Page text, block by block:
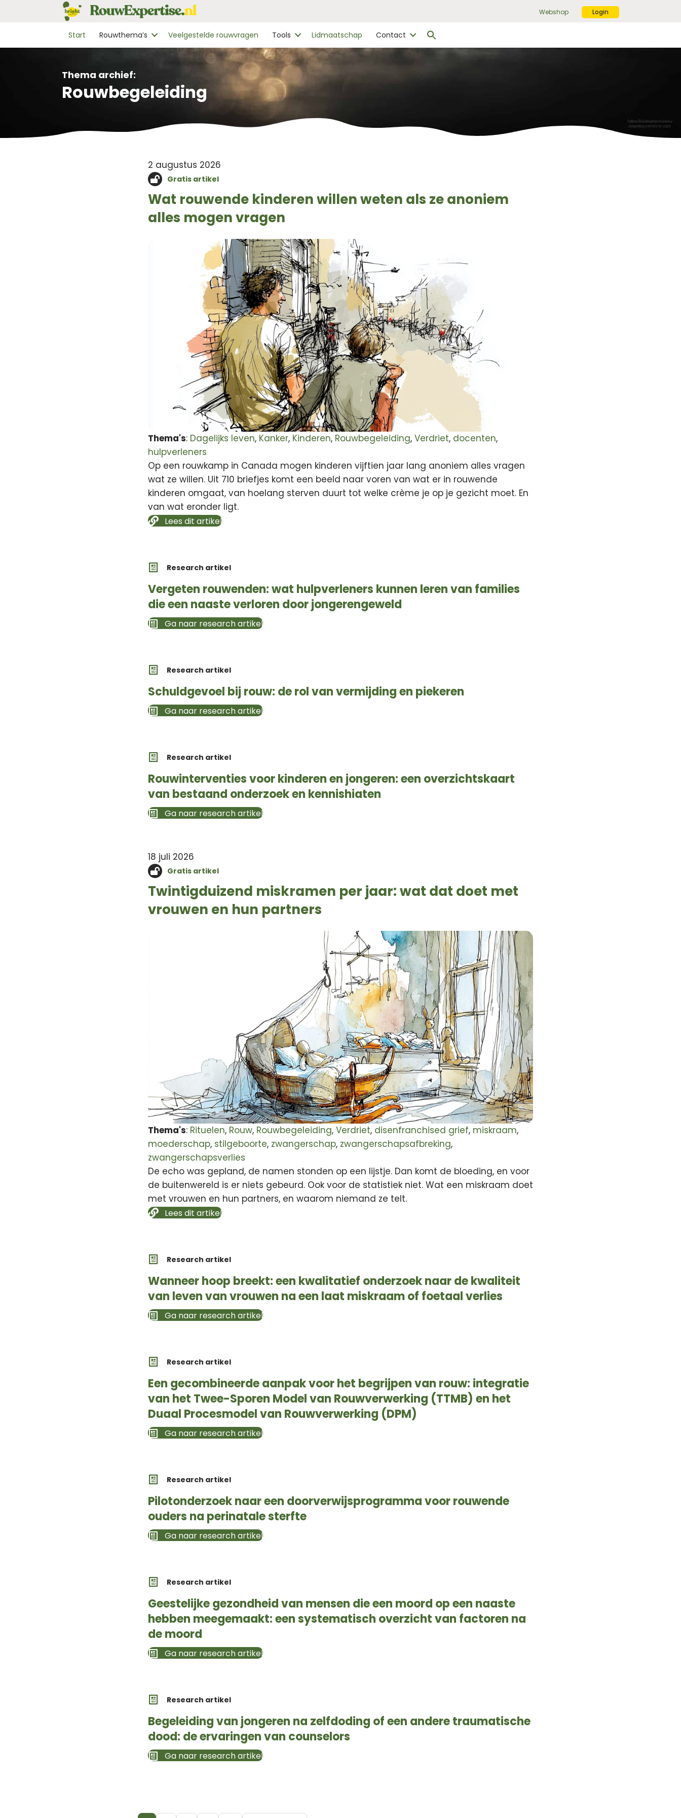
Webshop Login
Start Rouwthema’s Veelgestelde rouwvragen Tools Lidmaatschap Contact
Zoekknop
Thema archief:
Rouwbegeleiding
2 augustus 2026
Gratis artikel
Wat rouwende kinderen willen weten als ze anoniem
alles mogen vragen
Thema's: Dagelijks leven, Kanker, Kinderen, Rouwbegeleiding, Verdriet, docenten,
hulpverleners
Op een rouwkamp in Canada mogen kinderen vijftien jaar lang anoniem alles vragen
wat ze willen. Uit 710 briefjes komt een beeld naar voren van wat er in rouwende
kinderen omgaat, van hoelang sterven duurt tot welke crème je op je gezicht moet. En
van wat eronder ligt.
Lees dit artikel
Research artikel
Vergeten rouwenden: wat hulpverleners kunnen leren van families
die een naaste verloren door jongerengeweld
Ga naar research artikel
Research artikel
Schuldgevoel bij rouw: de rol van vermijding en piekeren
Ga naar research artikel
Research artikel
Rouwinterventies voor kinderen en jongeren: een overzichtskaart
van bestaand onderzoek en kennishiaten
Ga naar research artikel
18 juli 2026
Gratis artikel
Twintigduizend miskramen per jaar: wat dat doet met
vrouwen en hun partners
Thema's: Rituelen, Rouw, Rouwbegeleiding, Verdriet, disenfranchised grief, miskraam,
moederschap, stilgeboorte, zwangerschap, zwangerschapsafbreking,
zwangerschapsverlies
De echo was gepland, de namen stonden op een lijstje. Dan komt de bloeding, en voor
de buitenwereld is er niets gebeurd. Ook voor de statistiek niet. Wat een miskraam doet
met vrouwen en hun partners, en waarom niemand ze telt.
Lees dit artikel
Research artikel
Wanneer hoop breekt: een kwalitatief onderzoek naar de kwaliteit
van leven van vrouwen na een laat miskraam of foetaal verlies
Ga naar research artikel
Research artikel
Een gecombineerde aanpak voor het begrijpen van rouw: integratie
van het Twee-Sporen Model van Rouwverwerking (TTMB) en het
Duaal Procesmodel van Rouwverwerking (DPM)
Ga naar research artikel
Research artikel
Pilotonderzoek naar een doorverwijsprogramma voor rouwende
ouders na perinatale sterfte
Ga naar research artikel
Research artikel
Geestelijke gezondheid van mensen die een moord op een naaste
hebben meegemaakt: een systematisch overzicht van factoren na
de moord
Ga naar research artikel
Research artikel
Begeleiding van jongeren na zelfdoding of een andere traumatische
dood: de ervaringen van counselors
Ga naar research artikel